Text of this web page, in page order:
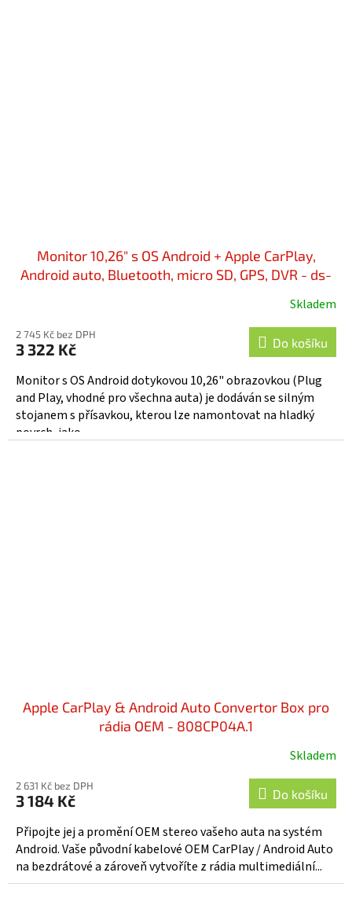
Monitor 10,26" s OS Android + Apple CarPlay,
Android auto, Bluetooth, micro SD, GPS, DVR - ds-
Skladem
2 745 Kč bez DPH
3 322 Kč Do košíku
Monitor s OS Android dotykovou 10,26" obrazovkou (Plug
and Play, vhodné pro všechna auta) je dodáván se silným
stojanem s přísavkou, kterou lze namontovat na hladký
povrch, jako...
Apple CarPlay & Android Auto Convertor Box pro
rádia OEM - 808CP04A.1
Skladem
2 631 Kč bez DPH
3 184 Kč Do košíku
Připojte jej a promění OEM stereo vašeho auta na systém
Android. Vaše původní kabelové OEM CarPlay / Android Auto
na bezdrátové a zároveň vytvoříte z rádia multimediální...